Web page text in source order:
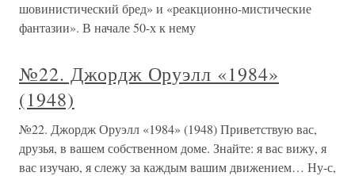
шовинистический бред» и «реакционно-мистические
фантазии». В начале 50-х к нему
№22. Джордж Оруэлл «1984»
(1948)
№22. Джордж Оруэлл «1984» (1948) Приветствую вас,
друзья, в вашем собственном доме. Знайте: я вас вижу, я
вас изучаю, я слежу за каждым вашим движением… Ну-с,